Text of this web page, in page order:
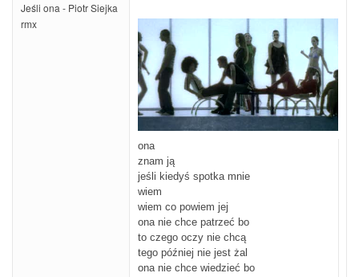
Jeśli ona remix (Piotr Siejka)
Jeśli ona - Piotr Siejka
rmx
ona
znam ją
jeśli kiedyś spotka mnie
wiem
wiem co powiem jej
ona nie chce patrzeć bo
to czego oczy nie chcą
tego później nie jest żal
ona nie chce wiedzieć bo